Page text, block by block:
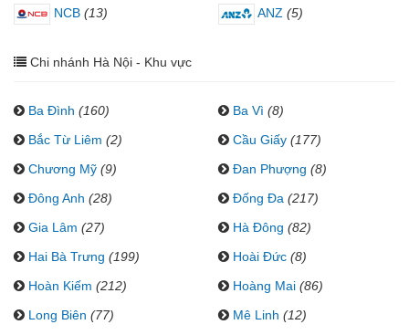
NCB (13) ANZ (5)
Chi nhánh Hà Nội - Khu vực
Ba Đình (160) Ba Vì (8)
Bắc Từ Liêm (2) Cầu Giấy (177)
Chương Mỹ (9) Đan Phượng (8)
Đông Anh (28) Đống Đa (217)
Gia Lâm (27) Hà Đông (82)
Hai Bà Trưng (199) Hoài Đức (8)
Hoàn Kiếm (212) Hoàng Mai (86)
Long Biên (77) Mê Linh (12)